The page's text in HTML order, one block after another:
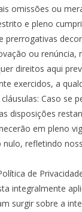
omissões ou
e pleno
prerrogativas
ou renúncia,
direitos aqui
exercidos, a
Caso se
disposições
em pleno
refletindo
de
integralmente
surgir sobre a